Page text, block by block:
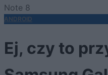
Note 8
ANDROID
Ej, czy to